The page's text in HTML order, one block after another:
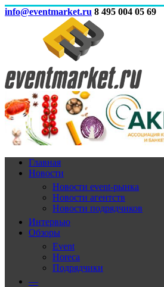
info@eventmarket.ru 8 495 004 05 69
Главная
Новости
Новости event-рынка
Новости агентств
Новости подрядчиков
Интервью
Обзоры
Event
Horeca
Подрядчики
—